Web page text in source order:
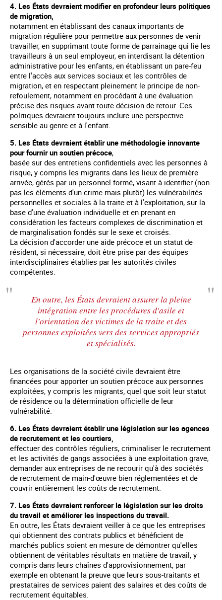
4. Les États devraient modifier en profondeur leurs politiques
de migration,
notamment en établissant des canaux importants de
migration régulière pour permettre aux personnes de venir
travailler, en supprimant toute forme de parrainage qui lie les
travailleurs à un seul employeur, en interdisant la détention
administrative pour les enfants, en établissant un pare-feu
entre l'accès aux services sociaux et les contrôles de
migration, et en respectant pleinement le principe de non-
refoulement, notamment en procédant à une évaluation
précise des risques avant toute décision de retour. Ces
politiques devraient toujours inclure une perspective
sensible au genre et à l'enfant.
5. Les États devraient établir une méthodologie innovante
pour fournir un soutien précoce,
basée sur des entretiens confidentiels avec les personnes à
risque, y compris les migrants dans les lieux de première
arrivée, gérés par un personnel formé, visant à identifier (non
pas les éléments d'un crime mais plutôt) les vulnérabilités
personnelles et sociales à la traite et à l'exploitation, sur la
base d'une évaluation individuelle et en prenant en
considération les facteurs complexes de discrimination et
de marginalisation fondés sur le sexe et croisés.
La décision d'accorder une aide précoce et un statut de
résident, si nécessaire, doit être prise par des équipes
interdisciplinaires établies par les autorités civiles
compétentes.
En outre, les États devraient assurer la pleine
intégration entre les procédures d'asile et
l'orientation des victimes de la traite et des
personnes exploitées vers des services appropriés
et spécialisés.
Les organisations de la société civile devraient être
financées pour apporter un soutien précoce aux personnes
exploitées, y compris les migrants, quel que soit leur statut
de résidence ou la détermination officielle de leur
vulnérabilité.
6. Les États devraient établir une législation sur les agences
de recrutement et les courtiers,
effectuer des contrôles réguliers, criminaliser le recrutement
et les activités de gangs associées à une exploitation grave,
demander aux entreprises de ne recourir qu'à des sociétés
de recrutement de main-d'œuvre bien réglementées et de
couvrir entièrement les coûts de recrutement.
7. Les États devraient renforcer la législation sur les droits
du travail et améliorer les inspections du travail.
En outre, les États devraient veiller à ce que les entreprises
qui obtiennent des contrats publics et bénéficient de
marchés publics soient en mesure de démontrer qu'elles
obtiennent de véritables résultats en matière de travail, y
compris dans leurs chaînes d'approvisionnement, par
exemple en obtenant la preuve que leurs sous-traitants et
prestataires de services paient des salaires et des coûts de
recrutement équitables.